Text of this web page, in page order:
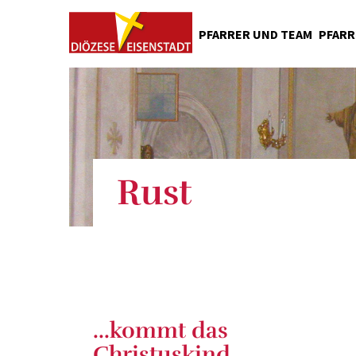
PFARRER UND TEAM
Fischerkirche
Geschichte
Rust
...kommt das